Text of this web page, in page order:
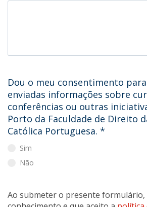
Dou o meu consentimento
enviadas informações sobre
conferências ou outras
Porto da Faculdade de Direito
Católica Portuguesa. *
Sim
Não
Ao submeter o presente formulário,